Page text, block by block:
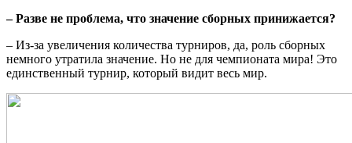
– Разве не проблема, что значение сборных принижается?
– Из-за увеличения количества турниров, да, роль сборных
немного утратила значение. Но не для чемпионата мира! Это
единственный турнир, который видит весь мир.